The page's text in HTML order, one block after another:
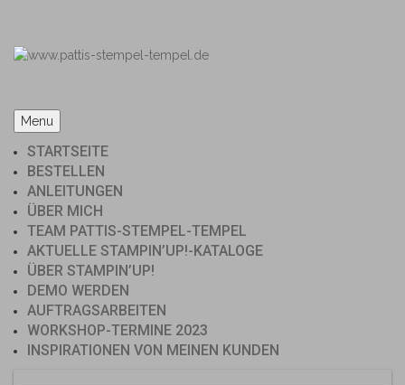
content
Menu
STARTSEITE
BESTELLEN
ANLEITUNGEN
ÜBER MICH
TEAM PATTIS-STEMPEL-TEMPEL
AKTUELLE STAMPIN’UP!-KATALOGE
ÜBER STAMPIN’UP!
DEMO WERDEN
AUFTRAGSARBEITEN
WORKSHOP-TERMINE 2023
INSPIRATIONEN VON MEINEN KUNDEN